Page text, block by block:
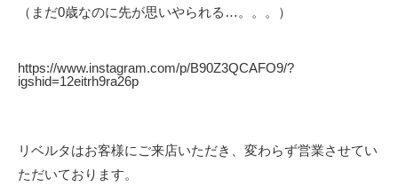
（まだ0歳なのに先が思いやられる…。。。）
https://www.instagram.com/p/B90Z3QCAFO9/?
igshid=12eitrh9ra26p
リベルタはお客様にご来店いただき、変わらず営業させてい
ただいております。